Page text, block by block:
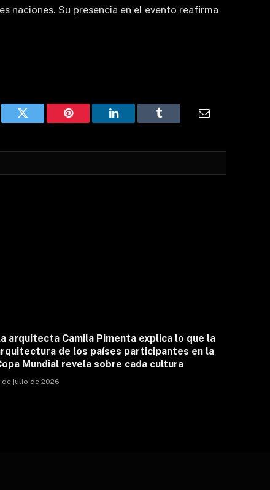
Su presencia en el evento reafirma
Twitter Pinterest LinkedIn Tumblr
arquitecta Camila Pimenta explica lo que la
de los países participantes en la
Mundial revela sobre cada cultura
de julio de 2026